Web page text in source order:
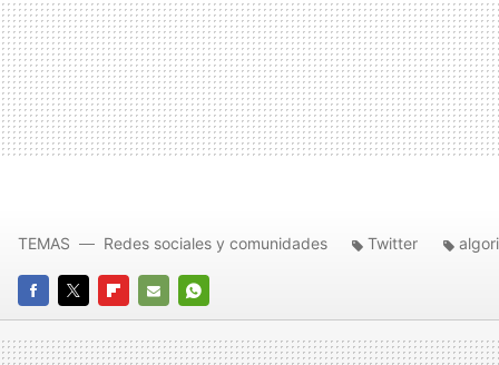
FACEBOOK
TWITTERFLIPBOARD
E-
MAIL
WHATSAPP
TEMAS Redes sociales y comunidades Twitter